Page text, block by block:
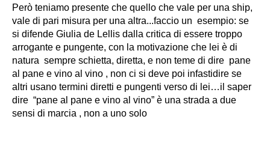
Però teniamo presente che quello che vale per una ship,
vale di pari misura per una altra...faccio un esempio: se
si difende Giulia de Lellis dalla critica di essere troppo
arrogante e pungente, con la motivazione che lei è di
natura sempre schietta, diretta, e non teme di dire pane
al pane e vino al vino , non ci si deve poi infastidire se
altri usano termini diretti e pungenti verso di lei…il saper
dire “pane al pane e vino al vino” è una strada a due
sensi di marcia , non a uno solo